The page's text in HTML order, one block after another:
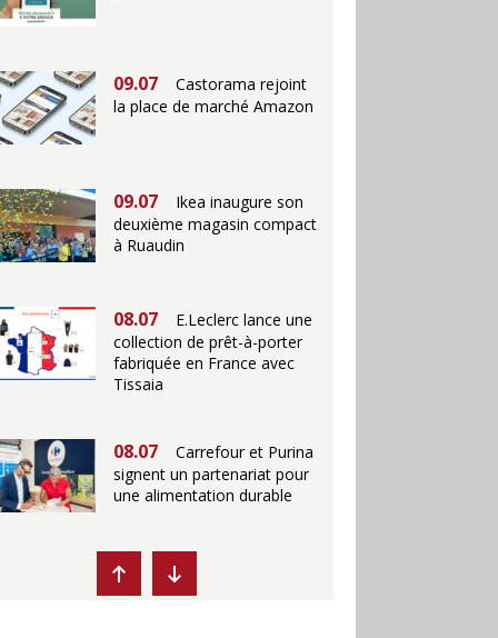
09.07
Castorama rejoint
la place de marché Amazon
09.07
Ikea inaugure son
deuxième magasin compact
à Ruaudin
08.07
E.Leclerc lance une
collection de prêt-à-porter
fabriquée en France avec
Tissaia
08.07
Carrefour et Purina
signent un partenariat pour
une alimentation durable
07.07
Ikea propose des
"Escales fraîcheur" en